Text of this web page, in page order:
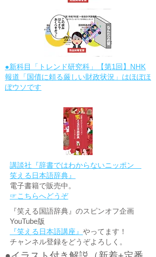
●新科目「トレンド研究科」【第1回】NHK
報道「国債に頼る厳しい財政状況」はほぼほ
ぼウソです
講談社『辞書ではわからないニッポン
笑える日本語辞典』
電子書籍で販売中。
☞こちらへどうぞ
『笑える国語辞典』のスピンオフ企画
YouTube版
『笑える日本語講座』 やってます！
チャンネル登録をどうぞよろしく。